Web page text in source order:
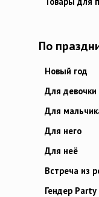
По
Новый год
Для девочки
Для
Для него
Для неё
Встреча из
Гендер Party